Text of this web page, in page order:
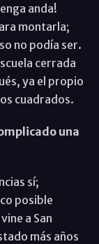
anda!
montarla;
no podía ser.
cerrada
ya el propio
cuadrados.
una
sí;
posible
a San
más años